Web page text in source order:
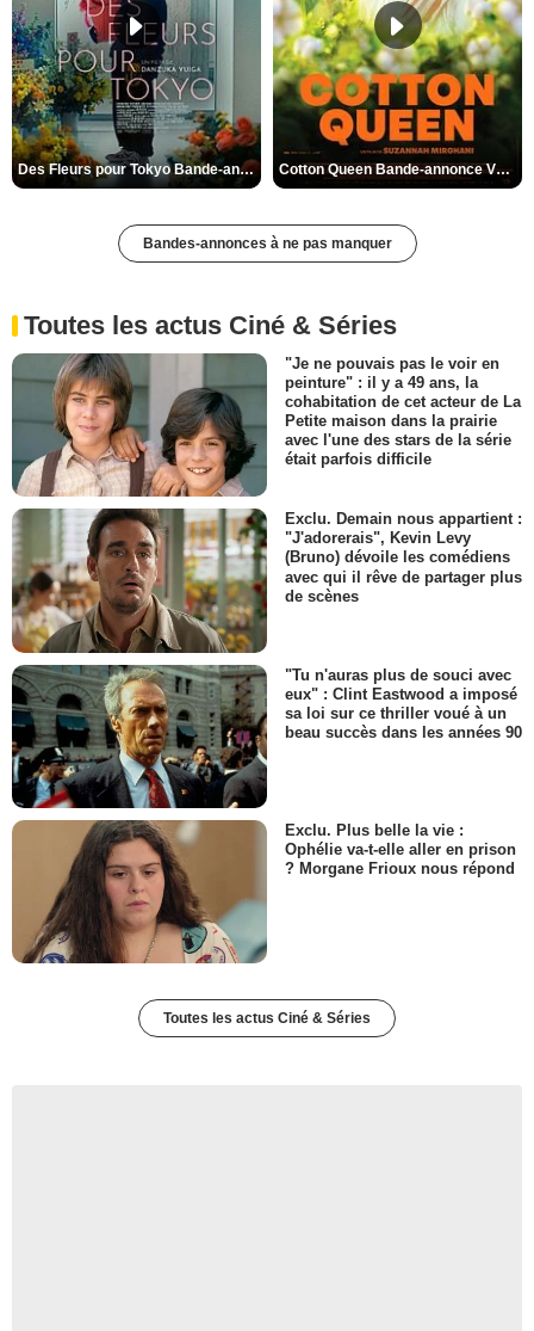
Des Fleurs pour Tokyo Bande-annonce VO STFR Cotton Queen Bande-annonce VO STFR
Bandes-annonces à ne pas manquer
Toutes les actus Ciné & Séries
"Je ne pouvais pas le voir en
peinture" : il y a 49 ans, la
cohabitation de cet acteur de La
Petite maison dans la prairie
avec l'une des stars de la série
était parfois difficile
Exclu. Demain nous appartient :
"J'adorerais", Kevin Levy
(Bruno) dévoile les comédiens
avec qui il rêve de partager plus
de scènes
"Tu n'auras plus de souci avec
eux" : Clint Eastwood a imposé
sa loi sur ce thriller voué à un
beau succès dans les années 90
Exclu. Plus belle la vie :
Ophélie va-t-elle aller en prison
? Morgane Frioux nous répond
Toutes les actus Ciné & Séries